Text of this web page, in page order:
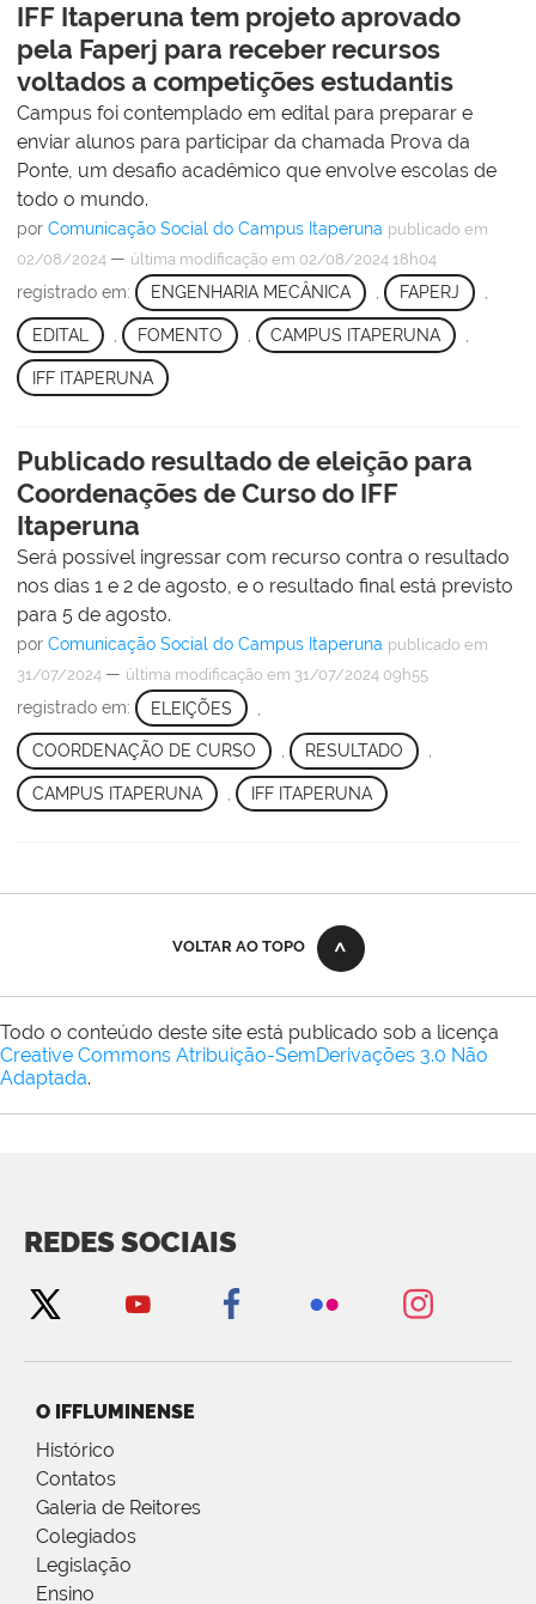
IFF Itaperuna tem projeto aprovado
pela Faperj para receber recursos
voltados a competições estudantis
Campus foi contemplado em edital para preparar e
enviar alunos para participar da chamada Prova da
Ponte, um desafio acadêmico que envolve escolas de
todo o mundo.
por Comunicação Social do Campus Itaperuna publicado em
02/08/2024 — última modificação em 02/08/2024 18h04
registrado em: ENGENHARIA MECÂNICA , FAPERJ ,
EDITAL FOMENTO CAMPUS ITAPERUNA
IFF ITAPERUNA
Publicado resultado de eleição para
Coordenações de Curso do IFF
Itaperuna
Será possível ingressar com recurso contra o resultado
nos dias 1 e 2 de agosto, e o resultado final está previsto
para 5 de agosto.
por Comunicação Social do Campus Itaperuna publicado em
31/07/2024 — última modificação em 31/07/2024 09h55
registrado em: ELEIÇÕES
COORDENAÇÃO DE CURSO , RESULTADO ,
CAMPUS ITAPERUNA IFF ITAPERUNA
VOLTAR AO TOPO
Todo o conteúdo deste site está publicado sob a licença
Creative Commons Atribuição-SemDerivações 3.0 Não
Adaptada.
REDES SOCIAIS
O IFFLUMINENSE
Histórico
Contatos
Galeria de Reitores
Colegiados
Legislação
Ensino